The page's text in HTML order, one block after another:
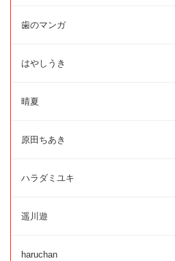
歯のマンガ
はやしうき
晴夏
原田ちあき
ハラダミユキ
遥川遊
haruchan